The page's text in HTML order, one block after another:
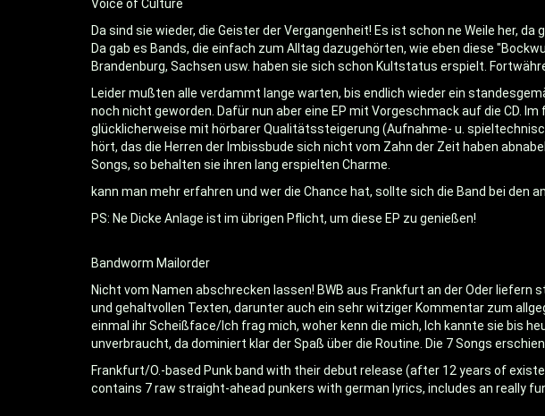
Voice of Culture
Da sind sie wieder, die Geister der Vergangenheit! Es ist schon ne Weile her,
Da gab es Bands, die einfach zum Alltag dazugehörten, wie eben diese
Brandenburg, Sachsen usw. haben sie sich schon Kultstatus erspielt.
Leider mußten alle verdammt lange warten, bis endlich wieder ein
noch nicht geworden. Dafür nun aber eine EP mit Vorgeschmack auf die CD.
glücklicherweise mit hörbarer Qualitätssteigerung (Aufnahme- u.
hört, das die Herren der Imbissbude sich nicht vom Zahn der Zeit haben
Songs, so behalten sie ihren lang erspielten Charme.
kann man mehr erfahren und wer die Chance hat, sollte sich die Band bei den
PS: Ne Dicke Anlage ist im übrigen Pflicht, um diese EP zu genießen!
Bandworm Mailorder
Nicht vom Namen abschrecken lassen! BWB aus Frankfurt an der Oder
und gehaltvollen Texten, darunter auch ein sehr witziger Kommentar zum
einmal ihr Scheißface/Ich frag mich, woher kenn die mich, Ich kannte sie bis
unverbraucht, da dominiert klar der Spaß über die Routine. Die 7 Songs
Frankfurt/O.-based Punk band with their debut release (after 12 years of
contains 7 raw straight-ahead punkers with german lyrics, includes an really